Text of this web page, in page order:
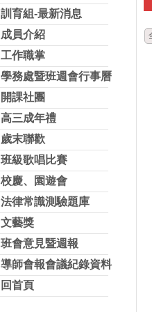
訓育組-最新消息
成員介紹
工作職掌
學務處暨班週會行事曆
開課社團
高三成年禮
歲末聯歡
班級歌唱比賽
校慶、園遊會
法律常識測驗題庫
文藝獎
班會意見暨週報
導師會報會議紀錄資料
回首頁